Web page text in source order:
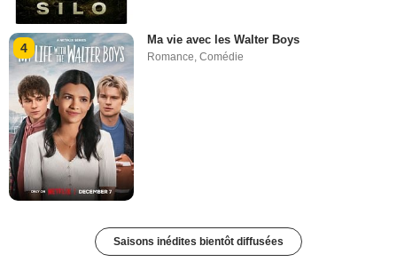
4
Ma vie avec les Walter Boys
Romance,Comédie
Saisons inédites bientôt diffusées